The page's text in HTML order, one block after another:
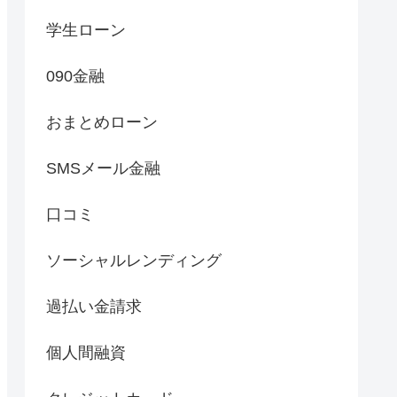
学生ローン
090金融
おまとめローン
SMSメール金融
口コミ
ソーシャルレンディング
過払い金請求
個人間融資